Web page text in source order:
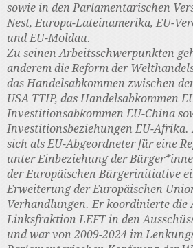
sowie in den Parlamentarischen
Nest, Europa-Lateinamerika, EU-
und EU-Moldau.
Zu seinen Arbeitsschwerpunkten
anderem die Reform der
das Handelsabkommen zwischen
USA TTIP, das Handelsabkommen
Investitionsabkommen EU-China
Investitionsbeziehungen EU-Afrika.
sich als EU-Abgeordneter für eine
unter Einbeziehung der
der Europäischen Bürgerinitiative
Erweiterung der Europäischen
Verhandlungen. Er koordinierte die
Linksfraktion LEFT in den
und war von 2009-2024 im